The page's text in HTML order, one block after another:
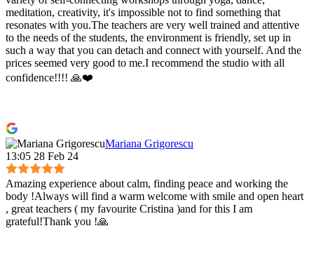
meditation, creativity, it's impossible not to find something that
resonates with you.The teachers are very well trained and attentive
to the needs of the students, the environment is friendly, set up in
such a way that you can detach and connect with yourself. And the
prices seemed very good to me.I recommend the studio with all
confidence!!!! 🙏❤️
Mariana Grigorescu
13:05 28 Feb 24
Amazing experience about calm, finding peace and working the
body !Always will find a warm welcome with smile and open heart
, great teachers ( my favourite Cristina )and for this I am
grateful!Thank you !🙏